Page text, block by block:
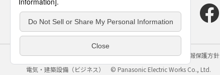
サイトのご利用にあたって クッキーポリシー 個人情報保護方針
電気・建築設備（ビジネス）
© Panasonic Electric Works Co., Ltd.